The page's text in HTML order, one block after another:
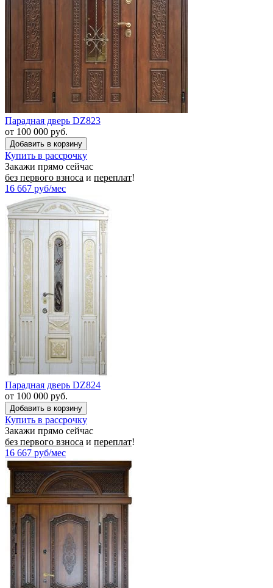
Парадная дверь DZ823
от 100 000 руб.
Купить в рассрочку
Закажи прямо сейчас
без первого взноса и переплат!
16 667 руб/мес
Парадная дверь DZ824
от 100 000 руб.
Купить в рассрочку
Закажи прямо сейчас
без первого взноса и переплат!
16 667 руб/мес